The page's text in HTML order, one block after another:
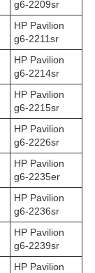
g6-2209sr
HP Pavilion
g6-2211sr
HP Pavilion
g6-2214sr
HP Pavilion
g6-2215sr
HP Pavilion
g6-2226sr
HP Pavilion
g6-2235er
HP Pavilion
g6-2236sr
HP Pavilion
g6-2239sr
HP Pavilion